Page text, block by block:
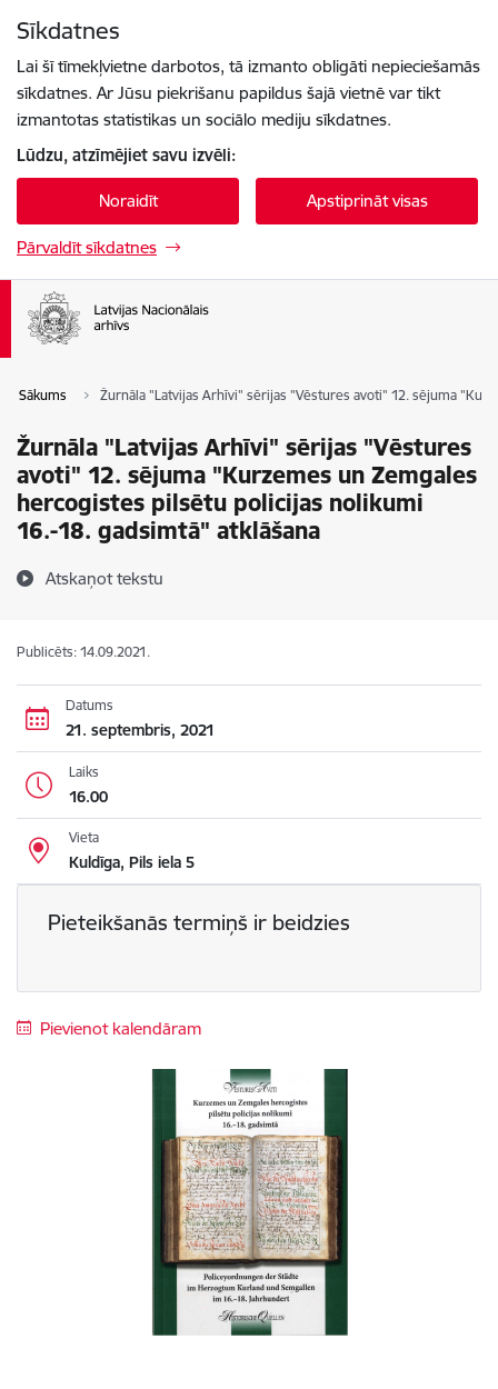
Sīkdatnes
Lai šī tīmekļvietne darbotos, tā izmanto obligāti nepieciešamās
sīkdatnes. Ar Jūsu piekrišanu papildus šajā vietnē var tikt
izmantotas statistikas un sociālo mediju sīkdatnes.
Lūdzu, atzīmējiet savu izvēli:
Noraidīt Apstiprināt visas
Pārvaldīt sīkdatnes
Sākums Žurnāla "Latvijas Arhīvi" sērijas "Vēstures avoti" 12. sējuma
Žurnāla "Latvijas Arhīvi" sērijas "Vēstures
avoti" 12. sējuma "Kurzemes un Zemgales
hercogistes pilsētu policijas nolikumi
16.-18. gadsimtā" atklāšana
Atskaņot tekstu
Publicēts: 14.09.2021.
Datums
21. septembris, 2021
Laiks
16.00
Vieta
Kuldīga, Pils iela 5
Pieteikšanās termiņš ir beidzies
Pievienot kalendāram